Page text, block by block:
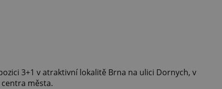
3+1 v atraktivní lokalitě Brna na ulici Dornych, v
města.